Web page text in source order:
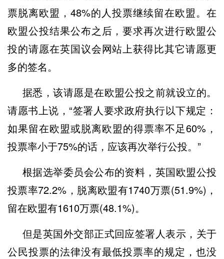
票脱离欧盟，48%的人投票继续留在欧盟。在
欧盟公投结果公布之后，要求再次进行欧盟公
投的请愿在英国议会网站上获得比其它请愿更
多的签名。
据悉，该请愿是在欧盟公投之前就设立的。
请愿书上说，“签署人要求政府执行以下规定：
如果留在欧盟或脱离欧盟的得票率不足60%，
投票率小于75%的话，应该再次举行公投。”
根据选举委员会公布的资料，英国欧盟公投
投票率72.2%，脱离欧盟有1740万票(51.9%)，
留在欧盟有1610万票(48.1%)。
但是英国外交部正式回应签署人表示，关于
公民投票的法律没有最低投票率的规定，也没